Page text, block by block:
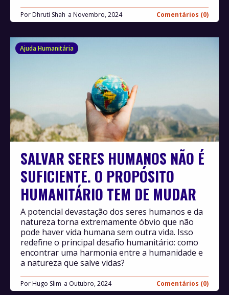
Por Dhruti Shah Novembro, 2024 Comentários (0)
Ajuda Humanitária
SALVAR SERES HUMANOS NÃO É
SUFICIENTE. O PROPÓSITO
HUMANITÁRIO TEM DE MUDAR
Por Hugo Slim Outubro, 2024 Comentários (0)
A potencial devastação dos seres humanos e da
natureza torna extremamente óbvio que não
pode haver vida humana sem outra vida. Isso
redefine o principal desafio humanitário: como
encontrar uma harmonia entre a humanidade e
a natureza que salve vidas?